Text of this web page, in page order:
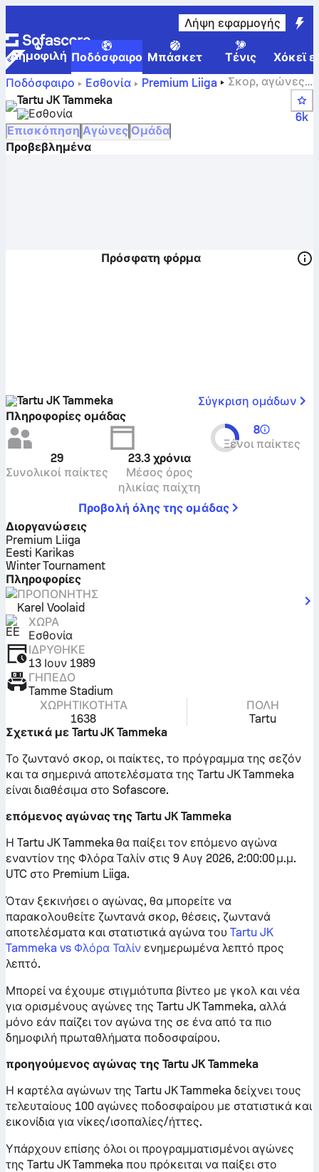
Λήψη εφαρμογής
Δημοφιλή Ποδόσφαιρο Μπάσκετ Τένις
Χόκεϊ
Ποδόσφαιρο
Εσθονία Premium Liiga
Σκορ, αγώνες,
θέσεις και στατιστικά παικτών της Tartu JK Tammeka
Tartu JK Tammeka
Εσθονία
6k
Επισκόπηση Αγώνες Ομάδα
Προβεβλημένα
Πρόσφατη φόρμα
Tartu JK Tammeka
Σύγκριση ομάδων
Πληροφορίες ομάδας
29
Συνολικοί παίκτες
23.3 χρόνια
Μέσος όρος
ηλικίας παίχτη
8
Ξένοι παίκτες
Προβολή όλης της ομάδας
Διοργανώσεις
Premium Liiga
Eesti Karikas
Winter Tournament
Πληροφορίες
ΠΡΟΠΟΝΗΤΉΣ
Karel Voolaid
ΧΏΡΑ
Εσθονία
ΙΔΡΎΘΗΚΕ
13 Ιουν 1989
ΓΉΠΕΔΟ
Tamme Stadium
ΧΩΡΗΤΙΚΌΤΗΤΑ
1638
ΠΌΛΗ
Tartu
Σχετικά με Tartu JK Tammeka
Το ζωντανό σκορ, οι παίκτες, το πρόγραμμα της σεζόν
και τα σημερινά αποτελέσματα της Tartu JK Tammeka
είναι διαθέσιμα στο Sofascore.
επόμενος αγώνας της Tartu JK Tammeka
Η Tartu JK Tammeka θα παίξει τον επόμενο αγώνα
εναντίον της Φλόρα Ταλίν στις 9 Αυγ 2026, 2:00:00 μ.μ.
UTC στο Premium Liiga.
Όταν ξεκινήσει ο αγώνας, θα μπορείτε να
παρακολουθείτε ζωντανά σκορ, θέσεις, ζωντανά
αποτελέσματα και στατιστικά αγώνα του Tartu JK
Tammeka vs Φλόρα Ταλίν ενημερωμένα λεπτό προς
λεπτό.
Μπορεί να έχουμε στιγμιότυπα βίντεο με γκολ και νέα
για ορισμένους αγώνες της Tartu JK Tammeka, αλλά
μόνο εάν παίζει τον αγώνα της σε ένα από τα πιο
δημοφιλή πρωταθλήματα ποδοσφαίρου.
προηγούμενος αγώνας της Tartu JK Tammeka
Η καρτέλα αγώνων της Tartu JK Tammeka δείχνει τους
τελευταίους 100 αγώνες ποδοσφαίρου με στατιστικά και
εικονίδια για νίκες/ισοπαλίες/ήττες.
Υπάρχουν επίσης όλοι οι προγραμματισμένοι αγώνες
της Tartu JK Tammeka που πρόκειται να παίξει στο